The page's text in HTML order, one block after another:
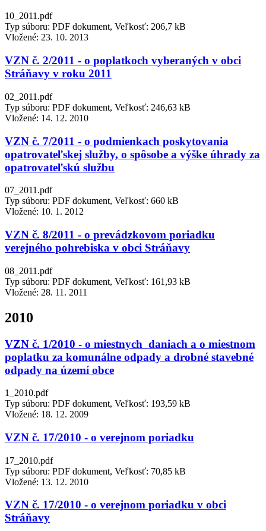
10_2011.pdf
Typ súboru: PDF dokument, Veľkosť: 206,7 kB
Vložené: 23. 10. 2013
VZN č. 2/2011 - o poplatkoch vyberaných v obci
Stráňavy v roku 2011
02_2011.pdf
Typ súboru: PDF dokument, Veľkosť: 246,63 kB
Vložené: 14. 12. 2010
VZN č. 7/2011 - o podmienkach poskytovania
opatrovateľskej služby, o spôsobe a výške úhrady za
opatrovateľskú službu
07_2011.pdf
Typ súboru: PDF dokument, Veľkosť: 660 kB
Vložené: 10. 1. 2012
VZN č. 8/2011 - o prevádzkovom poriadku
verejného pohrebiska v obci Stráňavy
08_2011.pdf
Typ súboru: PDF dokument, Veľkosť: 161,93 kB
Vložené: 28. 11. 2011
2010
VZN č. 1/2010 - o miestnych daniach a o miestnom
poplatku za komunálne odpady a drobné stavebné
odpady na území obce
1_2010.pdf
Typ súboru: PDF dokument, Veľkosť: 193,59 kB
Vložené: 18. 12. 2009
VZN č. 17/2010 - o verejnom poriadku
17_2010.pdf
Typ súboru: PDF dokument, Veľkosť: 70,85 kB
Vložené: 13. 12. 2010
VZN č. 17/2010 - o verejnom poriadku v obci
Stráňavy